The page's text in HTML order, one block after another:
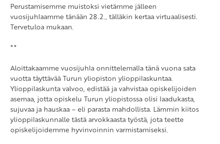
Perustamisemme muistoksi vietämme jälleen
vuosijuhlaamme tänään 28.2., tälläkin kertaa virtuaalisesti.
Tervetuloa mukaan.
**
Aloittakaamme vuosijuhla onnittelemalla tänä vuona sata
vuotta täyttävää Turun yliopiston ylioppilaskuntaa.
Ylioppilaskunta valvoo, edistää ja vahvistaa opiskelijoiden
asemaa, jotta opiskelu Turun yliopistossa olisi laadukasta,
sujuvaa ja hauskaa – eli parasta mahdollista. Lämmin kiitos
ylioppilaskunnalle tästä arvokkaasta työstä, jota teette
opiskelijoidemme hyvinvoinnin varmistamiseksi.